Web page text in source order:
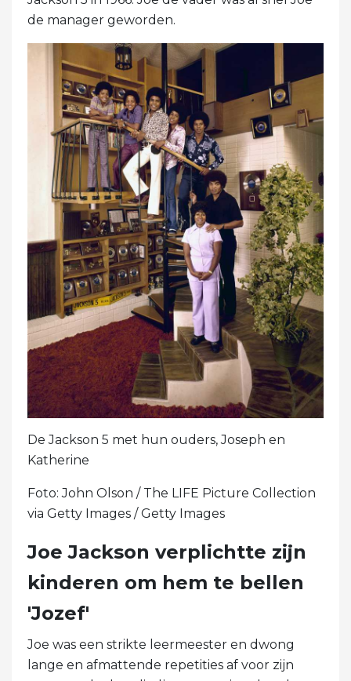
de manager geworden.
De Jackson 5 met hun ouders, Joseph en
Katherine
Foto: John Olson / The LIFE Picture Collection
via Getty Images / Getty Images
Joe Jackson verplichtte zijn
kinderen om hem te bellen
'Jozef'
Joe was een strikte leermeester en dwong
lange en afmattende repetities af voor zijn